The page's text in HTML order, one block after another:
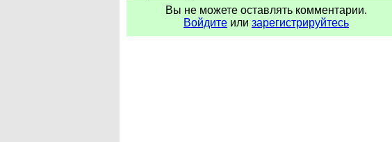
Вы не можете оставлять комментарии.
Войдите или зарегистрируйтесь